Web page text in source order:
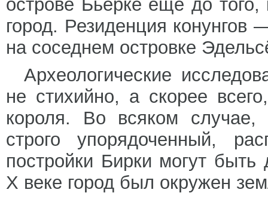
острове Бьёркё еще до того,
город. Резиденция
на соседнем островке
Археологические
не стихийно, а скорее
короля. Во всяком случае,
строго упорядоченный,
постройки Бирки могут
X веке город был окружен